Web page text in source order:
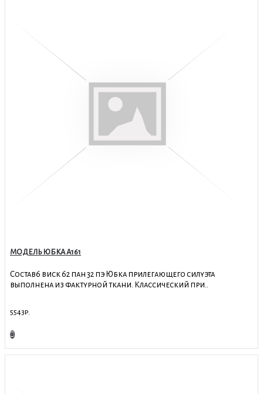
МОДЕЛЬ ЮБКА А161
Состав6 виск 62 пан 32 пэ Юбка прилегающего силуэта
выполнена из фактурной ткани. Классический при..
5543р.